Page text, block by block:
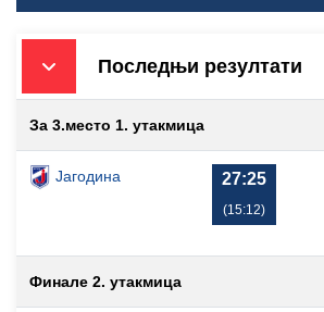
Последњи резултати
За 3.место 1. утакмица
Јагодина 27:25
(15:12)
Финале 2. утакмица